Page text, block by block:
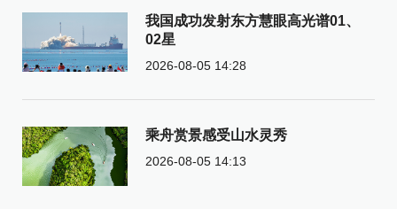
我国成功发射东方慧眼高光谱01、
02星
2026-08-05 14:28
乘舟赏景感受山水灵秀
2026-08-05 14:13